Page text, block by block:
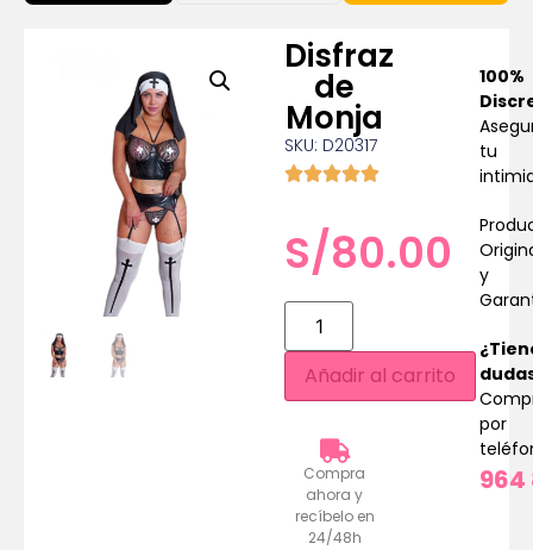
Disfraz
de
Monja
SKU: D20317
S/80.00
Añadir al carrito
Compra
ahora y
recíbelo en
24/48h
100%
tu
y
por
964